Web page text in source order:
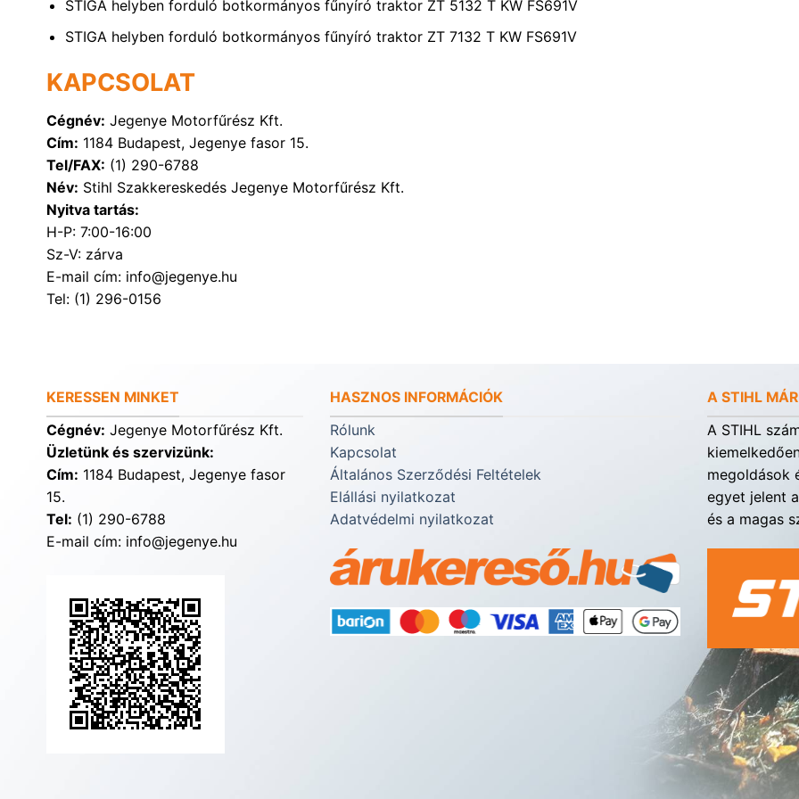
STIGA helyben forduló botkormányos fűnyíró traktor ZT 5132 T KW FS691V
STIGA helyben forduló botkormányos fűnyíró traktor ZT 7132 T KW FS691V
KAPCSOLAT
Cégnév: Jegenye Motorfűrész Kft.
Cím: 1184 Budapest, Jegenye fasor 15.
Tel/FAX: (1) 290-6788
Név: Stihl Szakkereskedés Jegenye Motorfűrész Kft.
Nyitva tartás:
H-P: 7:00-16:00
Sz-V: zárva
E-mail cím: info@jegenye.hu
Tel: (1) 296-0156
KERESSEN MINKET
Cégnév: Jegenye Motorfűrész Kft.
Üzletünk és szervizünk:
Cím: 1184 Budapest, Jegenye fasor
15.
Tel: (1) 290-6788
E-mail cím: info@jegenye.hu
HASZNOS INFORMÁCIÓK
Rólunk
Kapcsolat
Általános Szerződési Feltételek
Elállási nyilatkozat
Adatvédelmi nyilatkozat
A STIHL
A STIHL
megoldások
egyet jelent
és a magas